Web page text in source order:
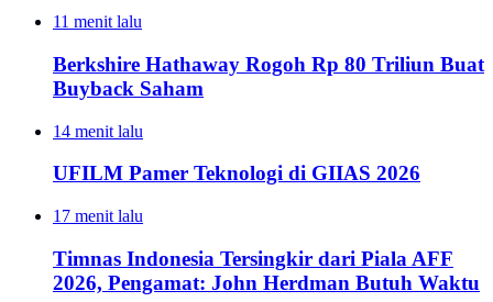
11 menit lalu
Berkshire Hathaway Rogoh Rp 80 Triliun Buat
Buyback Saham
14 menit lalu
UFILM Pamer Teknologi di GIIAS 2026
17 menit lalu
Timnas Indonesia Tersingkir dari Piala AFF
2026, Pengamat: John Herdman Butuh Waktu